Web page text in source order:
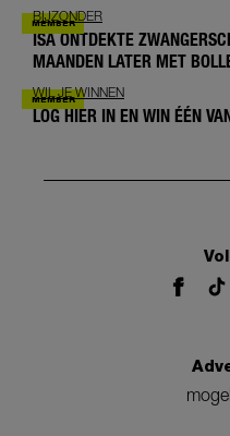
BIJZONDER
ISA ONTDEKTE
MAANDEN LATER MET
WIL JE WINNEN
LOG HIER IN EN WIN ÉÉN